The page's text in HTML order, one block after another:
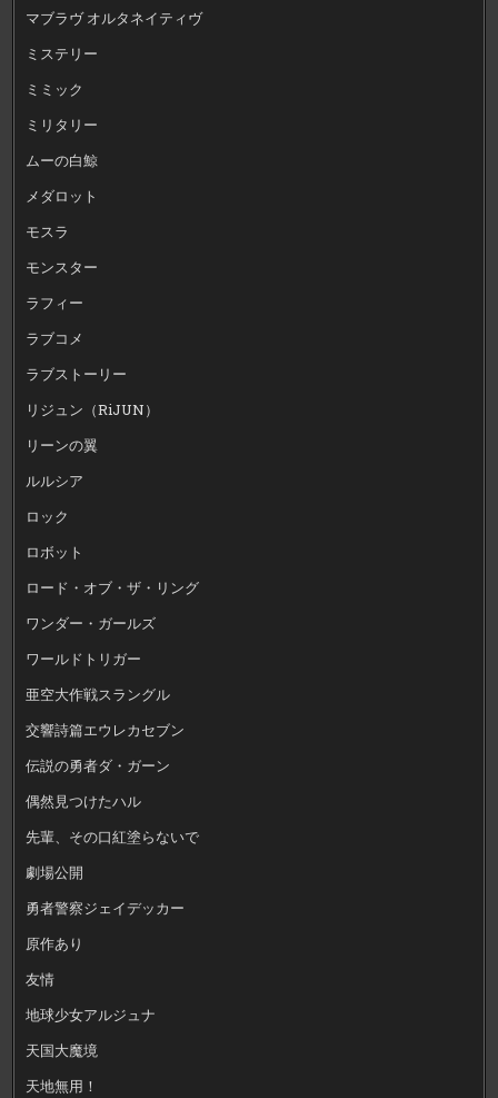
マブラヴ オルタネイティヴ
ミステリー
ミミック
ミリタリー
ムーの白鯨
メダロット
モスラ
モンスター
ラフィー
ラブコメ
ラブストーリー
リジュン（RiJUN）
リーンの翼
ルルシア
ロック
ロボット
ロード・オブ・ザ・リング
ワンダー・ガールズ
ワールドトリガー
亜空大作戦スラングル
交響詩篇エウレカセブン
伝説の勇者ダ・ガーン
偶然見つけたハル
先輩、その口紅塗らないで
劇場公開
勇者警察ジェイデッカー
原作あり
友情
地球少女アルジュナ
天国大魔境
天地無用！